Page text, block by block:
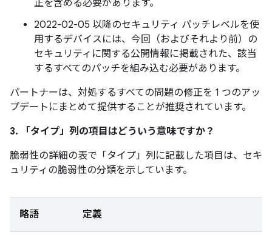
正を含める必要があります。
2022-02-05 以降のセキュリティ パッチレベルを使
用するデバイスには、今回（およびそれより前）の
セキュリティに関する公開情報に掲載された、該当
するすべてのパッチを組み込む必要があります。
パートナーは、対処するすべての問題の修正を 1 つのアッ
プデートにまとめて提供することが推奨されています。
3. 「タイプ」 列の項目はどういう意味ですか？
脆弱性の詳細の表で「タイプ」 列に記載した項目は、セキ
ュリティの脆弱性の分類を示しています。
略語 定義